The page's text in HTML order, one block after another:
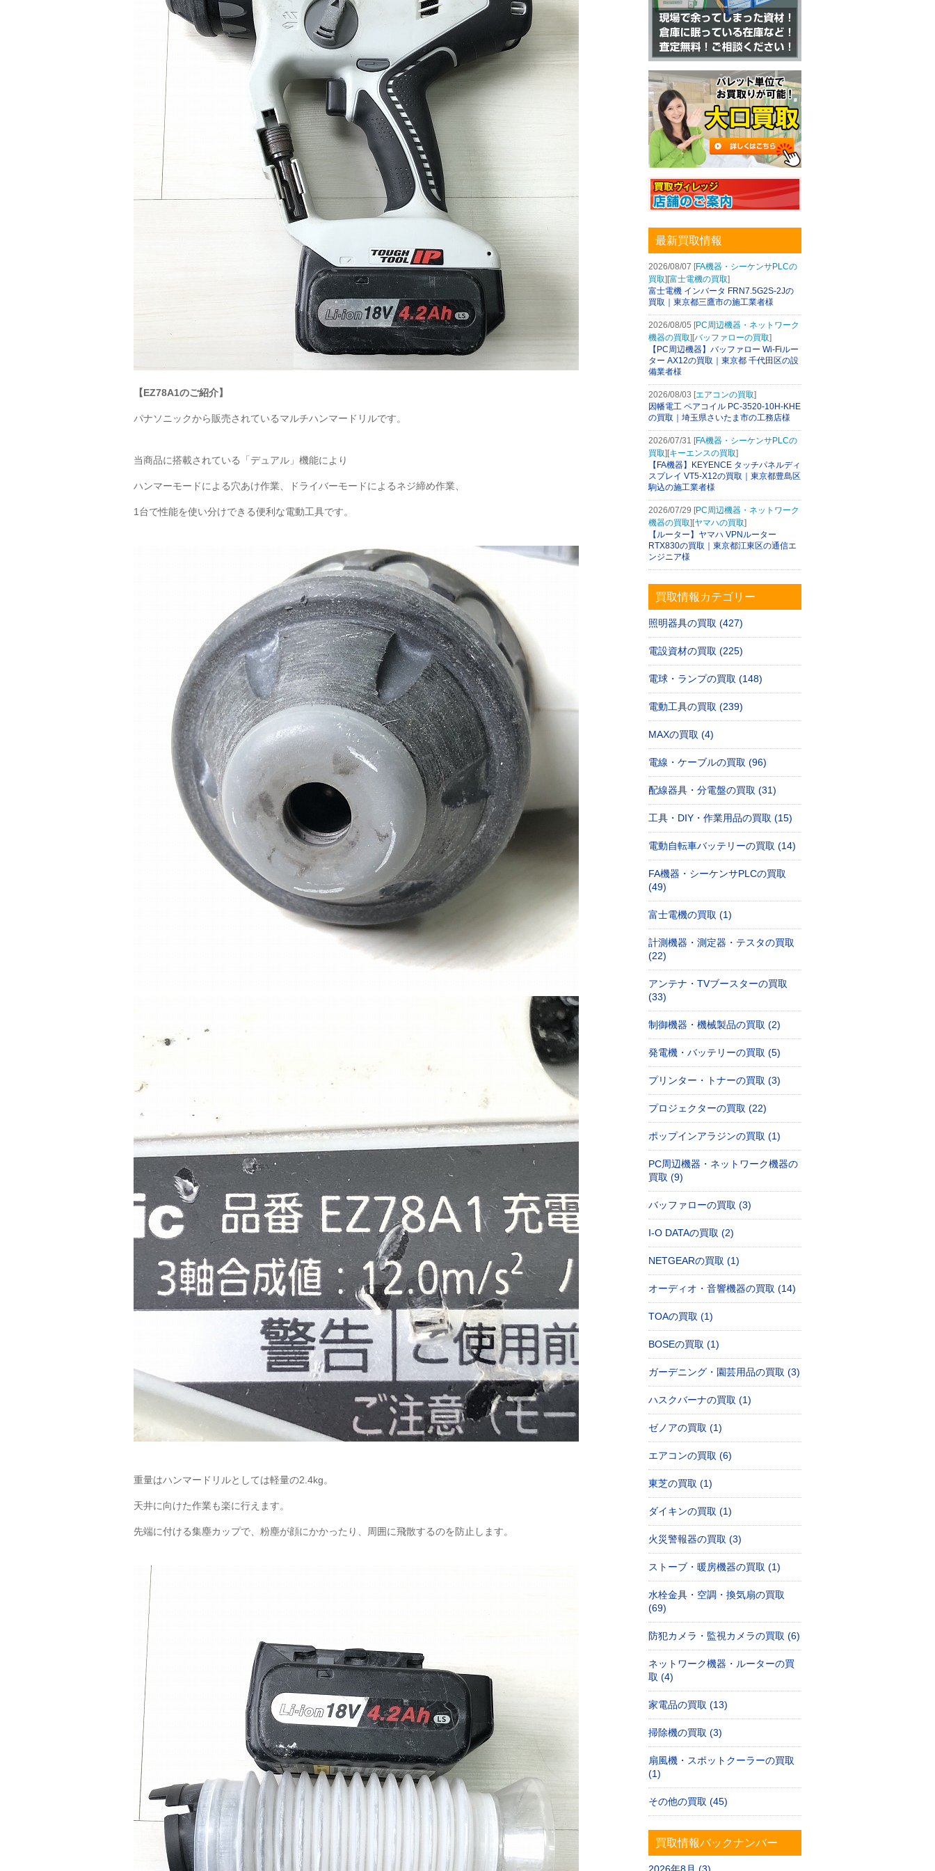
【EZ78A1のご紹介】
パナソニックから販売されているマルチハンマードリルです。
当商品に搭載されている「デュアル」機能により
ハンマーモードによる穴あけ作業、ドライバーモードによるネジ締め作業、
1台で性能を使い分けできる便利な電動工具です。
重量はハンマードリルとしては軽量の2.4kg。
天井に向けた作業も楽に行えます。
先端に付ける集塵カップで、粉塵が顔にかかったり、周囲に飛散するのを防止します。
最新買取情報
2026/08/07 [FA機器・シーケンサPLCの
買取][富士電機の買取]
富士電機 インバータ FRN7.5G2S-2Jの
買取｜東京都三鷹市の施工業者様
2026/08/05 [PC周辺機器・ネットワーク
機器の買取][バッファローの買取]
【PC周辺機器】バッファロー Wi-Fiルー
ター AX12の買取｜東京都 千代田区の設
備業者様
2026/08/03 [エアコンの買取]
因幡電工 ペアコイル PC-3520-10H-KHE
の買取｜埼玉県さいたま市の工務店様
2026/07/31 [FA機器・シーケンサPLCの
買取][キーエンスの買取]
【FA機器】KEYENCE タッチパネルディ
スプレイ VT5-X12の買取｜東京都豊島区
駒込の施工業者様
2026/07/29 [PC周辺機器・ネットワーク
機器の買取][ヤマハの買取]
【ルーター】ヤマハ VPNルーター
RTX830の買取｜東京都江東区の通信エ
ンジニア様
買取情報カテゴリー
照明器具の買取 (427)
電設資材の買取 (225)
電球・ランプの買取 (148)
電動工具の買取 (239)
MAXの買取 (4)
電線・ケーブルの買取 (96)
配線器具・分電盤の買取 (31)
工具・DIY・作業用品の買取 (15)
電動自転車バッテリーの買取 (14)
FA機器・シーケンサPLCの買取
(49)
富士電機の買取 (1)
計測機器・測定器・テスタの買取
(22)
アンテナ・TVブースターの買取
(33)
制御機器・機械製品の買取 (2)
発電機・バッテリーの買取 (5)
プリンター・トナーの買取 (3)
プロジェクターの買取 (22)
ポップインアラジンの買取 (1)
PC周辺機器・ネットワーク機器の
買取 (9)
バッファローの買取 (3)
I-O DATAの買取 (2)
NETGEARの買取 (1)
オーディオ・音響機器の買取 (14)
TOAの買取 (1)
BOSEの買取 (1)
ガーデニング・園芸用品の買取 (3)
ハスクバーナの買取 (1)
ゼノアの買取 (1)
エアコンの買取 (6)
東芝の買取 (1)
ダイキンの買取 (1)
火災警報器の買取 (3)
ストーブ・暖房機器の買取 (1)
水栓金具・空調・換気扇の買取
(69)
防犯カメラ・監視カメラの買取 (6)
ネットワーク機器・ルーターの買
取 (4)
家電品の買取 (13)
掃除機の買取 (3)
扇風機・スポットクーラーの買取
(1)
その他の買取 (45)
買取情報バックナンバー